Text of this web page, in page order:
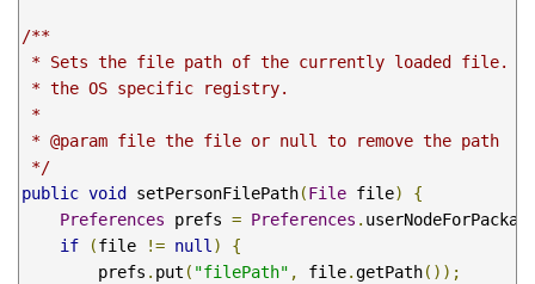
/**
* Sets the file path of the currently loaded file.
* the OS specific registry.
*
* @param file the file or null to remove the path
*/
public void setPersonFilePath(File file)
{
Preferences prefs = Preferences .
if
(file != null)
{
        prefs
. put ( "filePath" , file.getPath());